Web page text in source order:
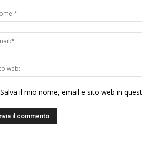
Salva il mio nome, email e sito web in